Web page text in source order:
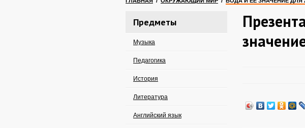
Предметы
Музыка
Педагогика
История
Литература
Английский язык